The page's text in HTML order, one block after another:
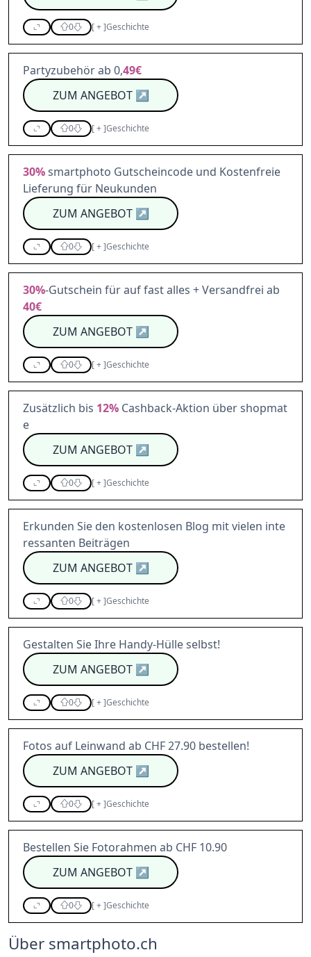
0 [+]Geschichte
Partyzubehör ab 0,49€
ZUM ANGEBOT↗
0 [+]Geschichte
30%smartphoto Gutscheincode und Kostenfreie
Lieferung für Neukunden
ZUM ANGEBOT↗
0 [+]Geschichte
30%-Gutschein für auf fast alles + Versandfrei ab
40€
ZUM ANGEBOT↗
0 [+]Geschichte
Zusätzlich bis 12% Cashback-Aktion über shopmat
e
ZUM ANGEBOT↗
0 [+]Geschichte
Erkunden Sie den kostenlosen Blog mit vielen inte
ressanten Beiträgen
ZUM ANGEBOT↗
0 [+]Geschichte
Gestalten Sie Ihre Handy-Hülle selbst!
ZUM ANGEBOT↗
0 [+]Geschichte
Fotos auf Leinwand ab CHF 27.90 bestellen!
ZUM ANGEBOT↗
0 [+]Geschichte
Bestellen Sie Fotorahmen ab CHF 10.90
ZUM ANGEBOT↗
0 [+]Geschichte
Über smartphoto.ch